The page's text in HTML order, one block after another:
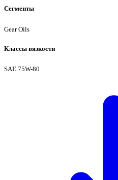
Сегменты
Gear Oils
Классы вязкости
SAE 75W-80